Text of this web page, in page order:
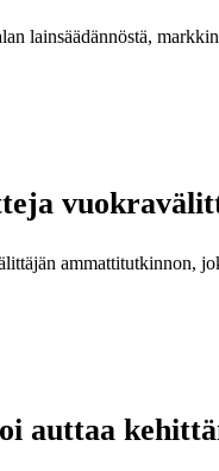
lainsäädännöstä,
ammattitutkinnon,
auttaa